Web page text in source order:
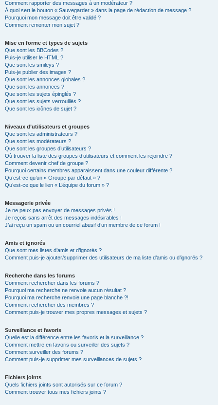
Comment rapporter des messages à un modérateur ?
À quoi sert le bouton « Sauvegarder » dans la page de rédaction de message ?
Pourquoi mon message doit être validé ?
Comment remonter mon sujet ?
Mise en forme et types de sujets
Que sont les BBCodes ?
Puis-je utiliser le HTML ?
Que sont les smileys ?
Puis-je publier des images ?
Que sont les annonces globales ?
Que sont les annonces ?
Que sont les sujets épinglés ?
Que sont les sujets verrouillés ?
Que sont les icônes de sujet ?
Niveaux d’utilisateurs et groupes
Que sont les administrateurs ?
Que sont les modérateurs ?
Que sont les groupes d’utilisateurs ?
Où trouver la liste des groupes d’utilisateurs et comment les rejoindre ?
Comment devenir chef de groupe ?
Pourquoi certains membres apparaissent dans une couleur différente ?
Qu’est-ce qu’un « Groupe par défaut » ?
Qu’est-ce que le lien « L’équipe du forum » ?
Messagerie privée
Je ne peux pas envoyer de messages privés !
Je reçois sans arrêt des messages indésirables !
J’ai reçu un spam ou un courriel abusif d’un membre de ce forum !
Amis et ignorés
Que sont mes listes d’amis et d’ignorés ?
Comment puis-je ajouter/supprimer des utilisateurs de ma liste d’amis ou d’ignorés ?
Recherche dans les forums
Comment rechercher dans les forums ?
Pourquoi ma recherche ne renvoie aucun résultat ?
Pourquoi ma recherche renvoie une page blanche ?!
Comment rechercher des membres ?
Comment puis-je trouver mes propres messages et sujets ?
Surveillance et favoris
Quelle est la différence entre les favoris et la surveillance ?
Comment mettre en favoris ou surveiller des sujets ?
Comment surveiller des forums ?
Comment puis-je supprimer mes surveillances de sujets ?
Fichiers joints
Quels fichiers joints sont autorisés sur ce forum ?
Comment trouver tous mes fichiers joints ?